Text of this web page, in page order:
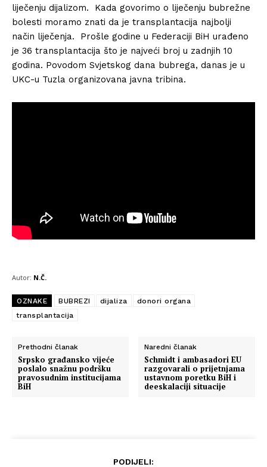
liječenju dijalizom. Kada govorimo o liječenju bubrežne
bolesti moramo znati da je transplantacija najbolji
način liječenja. Prošle godine u Federaciji BiH urađeno
je 36 transplantacija što je najveći broj u zadnjih 10
godina. Povodom Svjetskog dana bubrega, danas je u
UKC-u Tuzla organizovana javna tribina.
Autor: N.Č.
OZNAKE BUBREZI dijaliza
donori organa
transplantacija
Prethodni članak
Srpsko građansko vijeće
poslalo snažnu podršku
pravosudnim institucijama
BiH
Naredni članak
Schmidt i ambasadori EU
razgovarali o prijetnjama
ustavnom poretku BiH i
deeskalaciji situacije
PODIJELI: